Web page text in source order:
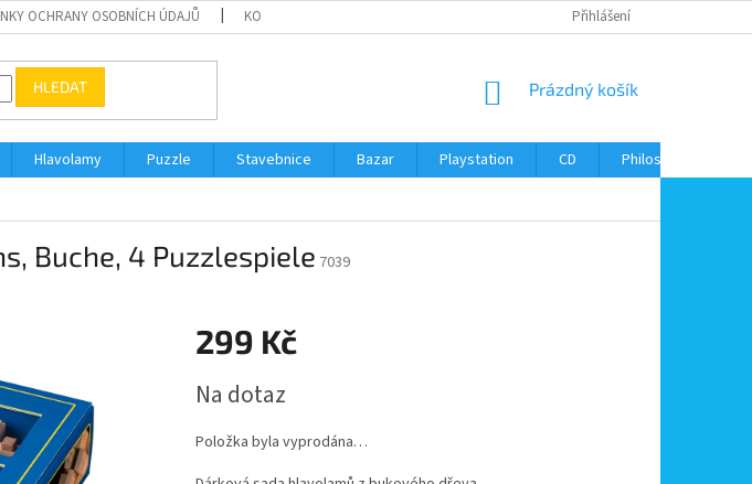
OCHRANY OSOBNÍCH ÚDAJŮ KONTAKTY Přihlášení
HLEDAT
NÁKUPNÍ
Prázdný košík
Hlavolamy Puzzle Stavebnice Bazar Playstation CD Philos
Buche, 4 Puzzlespiele 7039
299 Kč
cena:
Na dotaz
Položka byla vyprodána…